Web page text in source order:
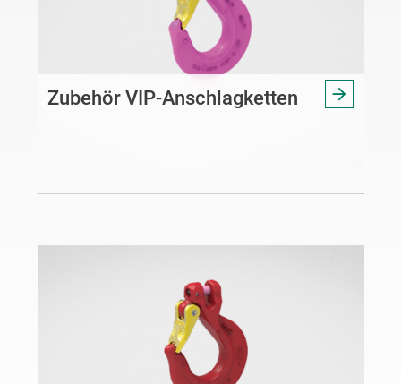
Zubehör VIP-Anschlagketten